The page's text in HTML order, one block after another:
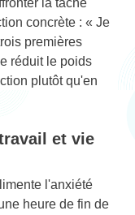
concrète : « Je
premières
réduit le poids
plutôt qu'en
et vie
l'anxiété
heure de fin de